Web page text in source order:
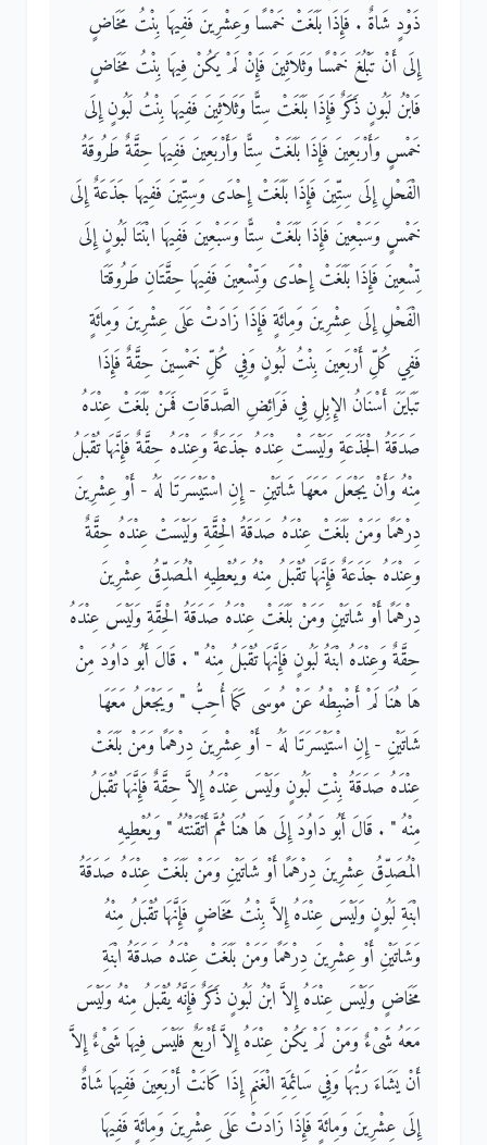
ذَوْدٍ شَاةٌ ‏.‏ فَإِذَا بَلَغَتْ خَمْسًا وَعِشْرِينَ فَفِيهَا بِنْتُ مَخَاضٍ
إِلَى أَنْ تَبْلُغَ خَمْسًا وَثَلاَثِينَ فَإِنْ لَمْ يَكُنْ فِيهَا بِنْتُ مَخَاضٍ
فَابْنُ لَبُونٍ ذَكَرٌ فَإِذَا بَلَغَتْ سِتًّا وَثَلاَثِينَ فَفِيهَا بِنْتُ لَبُونٍ إِلَى
خَمْسٍ وَأَرْبَعِينَ فَإِذَا بَلَغَتْ سِتًّا وَأَرْبَعِينَ فَفِيهَا حِقَّةٌ طَرُوقَةُ
الْفَحْلِ إِلَى سِتِّينَ فَإِذَا بَلَغَتْ إِحْدَى وَسِتِّينَ فَفِيهَا جَذَعَةٌ إِلَى
خَمْسٍ وَسَبْعِينَ فَإِذَا بَلَغَتْ سِتًّا وَسَبْعِينَ فَفِيهَا ابْنَتَا لَبُونٍ إِلَى
تِسْعِينَ فَإِذَا بَلَغَتْ إِحْدَى وَتِسْعِينَ فَفِيهَا حِقَّتَانِ طَرُوقَتَا
الْفَحْلِ إِلَى عِشْرِينَ وَمِائَةٍ فَإِذَا زَادَتْ عَلَى عِشْرِينَ وَمِائَةٍ
فَفِي كُلِّ أَرْبَعِينَ بِنْتُ لَبُونٍ وَفِي كُلِّ خَمْسِينَ حِقَّةٌ فَإِذَا
تَبَايَنَ أَسْنَانُ الإِبِلِ فِي فَرَائِضِ الصَّدَقَاتِ فَمَنْ بَلَغَتْ عِنْدَهُ
صَدَقَةُ الْجَذَعَةِ وَلَيْسَتْ عِنْدَهُ جَذَعَةٌ وَعِنْدَهُ حِقَّةٌ فَإِنَّهَا تُقْبَلُ
مِنْهُ وَأَنْ يَجْعَلَ مَعَهَا شَاتَيْنِ - إِنِ اسْتَيْسَرَتَا لَهُ - أَوْ عِشْرِينَ
دِرْهَمًا وَمَنْ بَلَغَتْ عِنْدَهُ صَدَقَةُ الْحِقَّةِ وَلَيْسَتْ عِنْدَهُ حِقَّةٌ
وَعِنْدَهُ جَذَعَةٌ فَإِنَّهَا تُقْبَلُ مِنْهُ وَيُعْطِيهِ الْمُصَدِّقُ عِشْرِينَ
دِرْهَمًا أَوْ شَاتَيْنِ وَمَنْ بَلَغَتْ عِنْدَهُ صَدَقَةُ الْحِقَّةِ وَلَيْسَ عِنْدَهُ
حِقَّةٌ وَعِنْدَهُ ابْنَةُ لَبُونٍ فَإِنَّهَا تُقْبَلُ مِنْهُ ‏"‏ ‏.‏ قَالَ أَبُو دَاوُدَ مِنْ
هَا هُنَا لَمْ أَضْبِطْهُ عَنْ مُوسَى كَمَا أُحِبُّ ‏"‏ وَيَجْعَلُ مَعَهَا
شَاتَيْنِ - إِنِ اسْتَيْسَرَتَا لَهُ - أَوْ عِشْرِينَ دِرْهَمًا وَمَنْ بَلَغَتْ
عِنْدَهُ صَدَقَةُ بِنْتِ لَبُونٍ وَلَيْسَ عِنْدَهُ إِلاَّ حِقَّةٌ فَإِنَّهَا تُقْبَلُ
مِنْهُ ‏"‏ ‏.‏ قَالَ أَبُو دَاوُدَ إِلَى هَا هُنَا ثُمَّ أَتْقَنْتُهُ ‏"‏ وَيُعْطِيهِ
الْمُصَدِّقُ عِشْرِينَ دِرْهَمًا أَوْ شَاتَيْنِ وَمَنْ بَلَغَتْ عِنْدَهُ صَدَقَةُ
ابْنَةِ لَبُونٍ وَلَيْسَ عِنْدَهُ إِلاَّ بِنْتُ مَخَاضٍ فَإِنَّهَا تُقْبَلُ مِنْهُ
وَشَاتَيْنِ أَوْ عِشْرِينَ دِرْهَمًا وَمَنْ بَلَغَتْ عِنْدَهُ صَدَقَةُ ابْنَةِ
مَخَاضٍ وَلَيْسَ عِنْدَهُ إِلاَّ ابْنُ لَبُونٍ ذَكَرٌ فَإِنَّهُ يُقْبَلُ مِنْهُ وَلَيْسَ
مَعَهُ شَىْءٌ وَمَنْ لَمْ يَكُنْ عِنْدَهُ إِلاَّ أَرْبَعٌ فَلَيْسَ فِيهَا شَىْءٌ إِلاَّ
أَنْ يَشَاءَ رَبُّهَا وَفِي سَائِمَةِ الْغَنَمِ إِذَا كَانَتْ أَرْبَعِينَ فَفِيهَا شَاةٌ
إِلَى عِشْرِينَ وَمِائَةٍ فَإِذَا زَادَتْ عَلَى عِشْرِينَ وَمِائَةٍ فَفِيهَا